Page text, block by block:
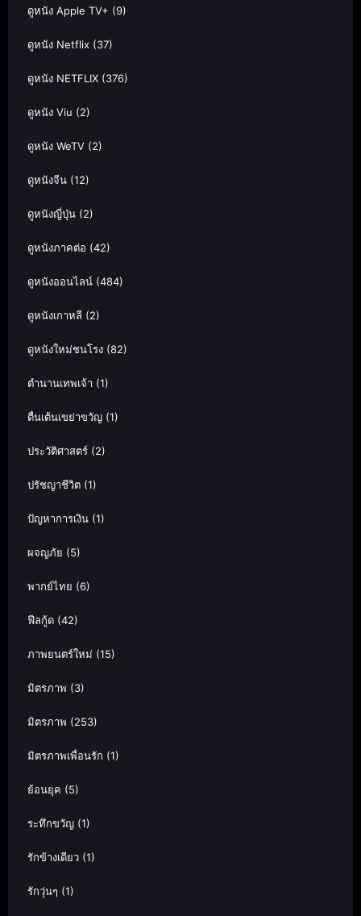
ดูหนัง Apple TV+ (9)
ดูหนัง Netflix (37)
ดูหนัง NETFLIX (376)
ดูหนัง Viu (2)
ดูหนัง WeTV (2)
ดูหนังจีน (12)
ดูหนังญี่ปุ่น (2)
ดูหนังภาคต่อ (42)
ดูหนังออนไลน์ (484)
ดูหนังเกาหลี (2)
ดูหนังใหม่ชนโรง (82)
ตำนานเทพเจ้า (1)
ตื่นเต้นเขย่าขวัญ (1)
ประวัติศาสตร์ (2)
ปรัชญาชีวิต (1)
ปัญหาการเงิน (1)
ผจญภัย (5)
พากย์ไทย (6)
ฟีลกู้ด (42)
ภาพยนตร์ใหม่ (15)
มิตรภาพ (3)
มิตรภาพ (253)
มิตรภาพเพื่อนรัก (1)
ย้อนยุค (5)
ระทึกขวัญ (1)
รักข้างเดียว (1)
รักวุ่นๆ (1)